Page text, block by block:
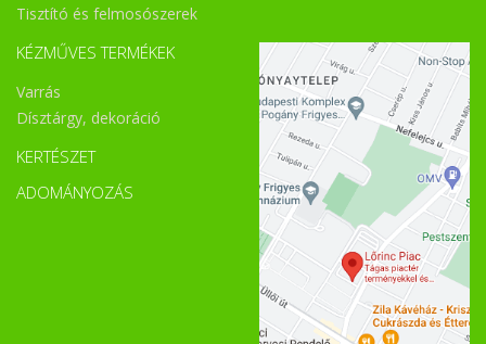
Tisztító és felmosószerek
KÉZMŰVES TERMÉKEK
Varrás
Dísztárgy, dekoráció
KERTÉSZET
ADOMÁNYOZÁS